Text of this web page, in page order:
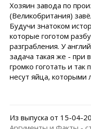
Хозяин завода по
(Велико­британия)
Будучи знатоком
которые гоготом
разграбления. У
задача такая же - при
громко гоготать и
несут яйца, которыми
Из выпуска от 15-04-